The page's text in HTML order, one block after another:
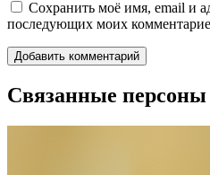
Сохранить моё имя, email и
последующих моих
Связанные персоны